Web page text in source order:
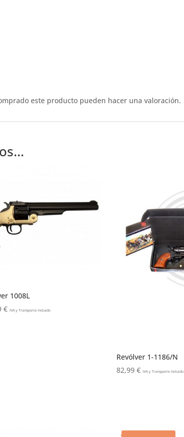
este producto pueden hacer una valoración.
1008L
€ IVA y Transporte Incluido
Revólver 1-1186/N
82,99 € IVA y Transporte Incluido